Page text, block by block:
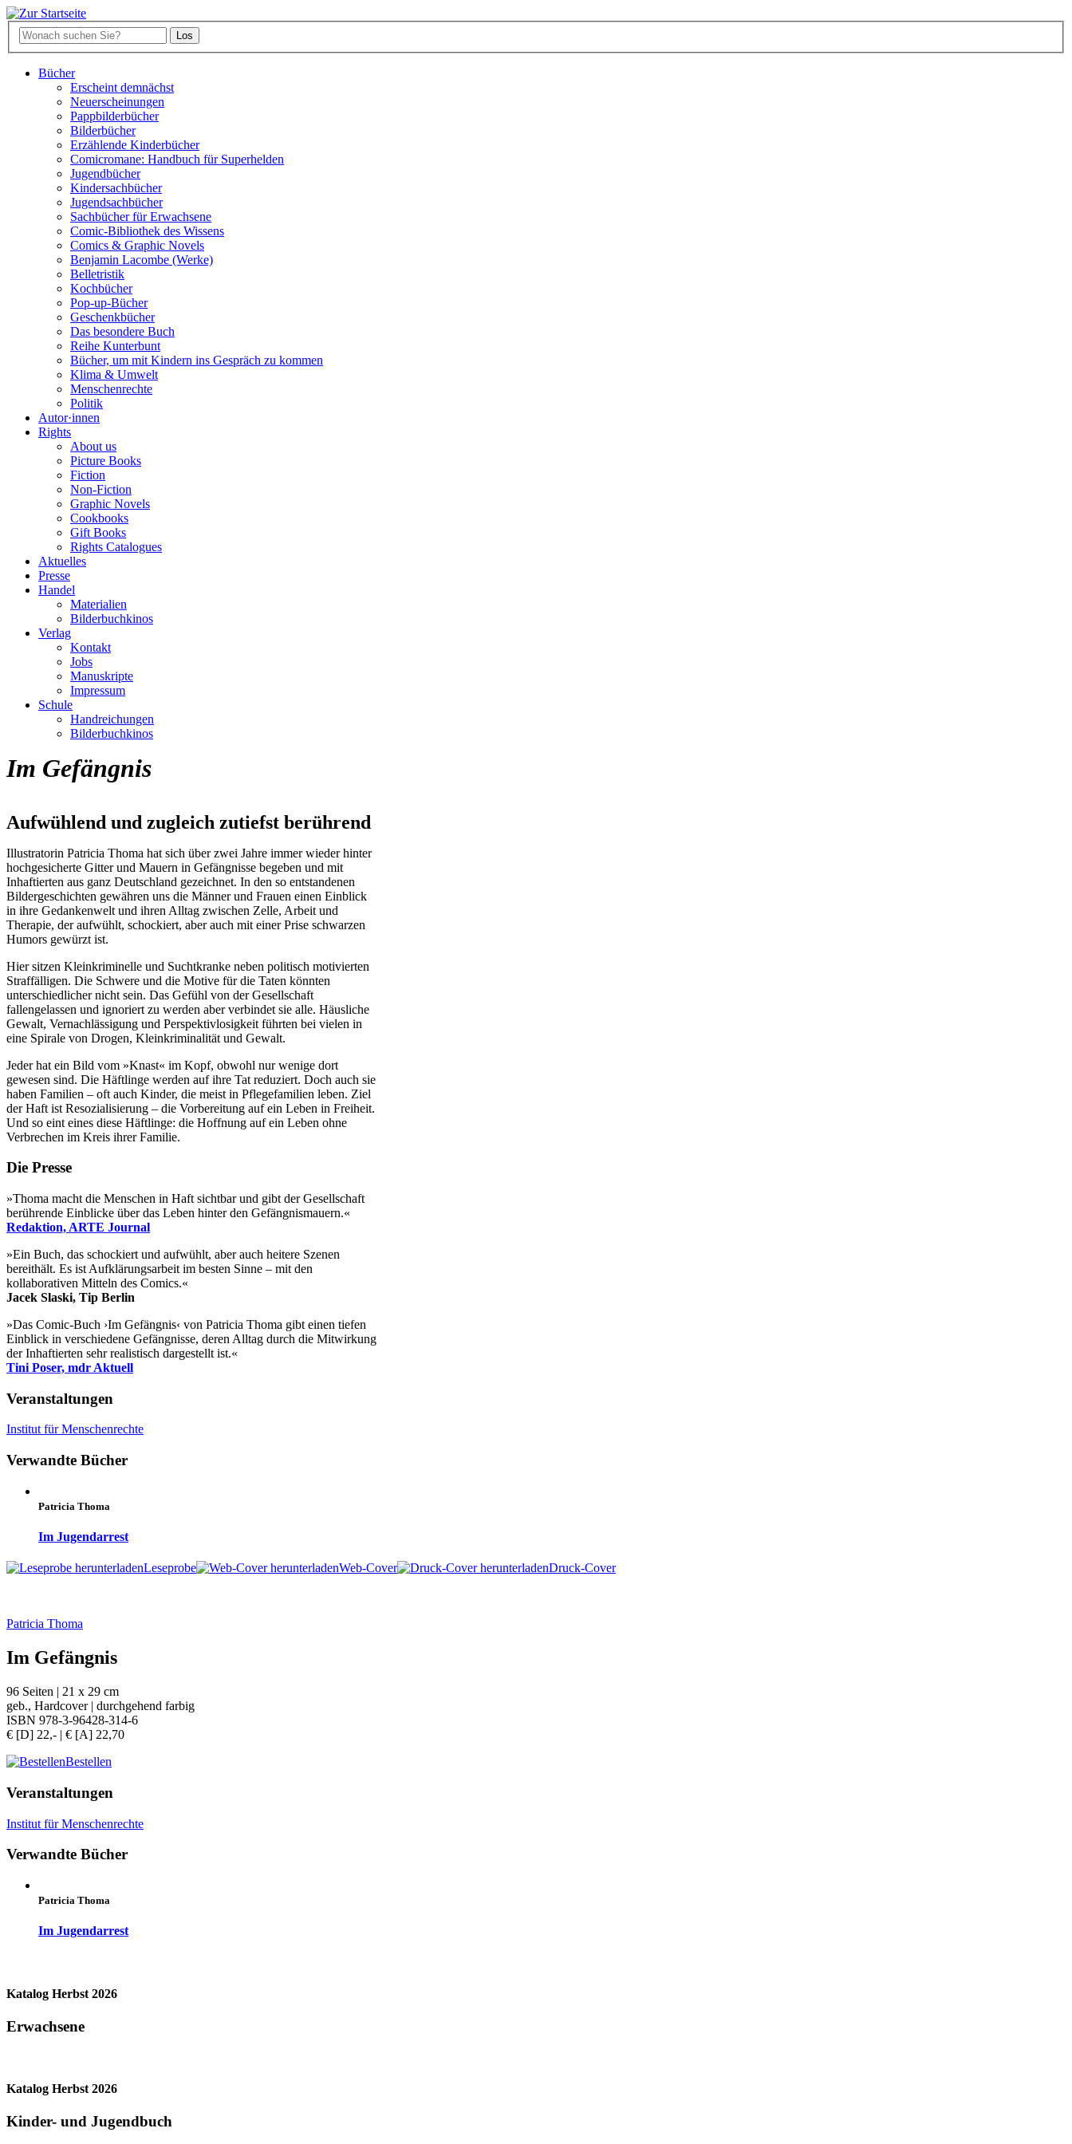
Bücher
Erscheint demnächst
Neuerscheinungen
Pappbilderbücher
Bilderbücher
Erzählende Kinderbücher
Comicromane: Handbuch für Superhelden
Jugendbücher
Kindersachbücher
Jugendsachbücher
Sachbücher für Erwachsene
Comic-Bibliothek des Wissens
Comics & Graphic Novels
Benjamin Lacombe (Werke)
Belletristik
Kochbücher
Pop-up-Bücher
Geschenkbücher
Das besondere Buch
Reihe Kunterbunt
Bücher, um mit Kindern ins Gespräch zu kommen
Klima & Umwelt
Menschenrechte
Politik
Autor·innen
Rights
About us
Picture Books
Fiction
Non-Fiction
Graphic Novels
Cookbooks
Gift Books
Rights Catalogues
Aktuelles
Presse
Handel
Materialien
Bilderbuchkinos
Verlag
Kontakt
Jobs
Manuskripte
Impressum
Schule
Handreichungen
Bilderbuchkinos
Im Gefängnis
Aufwühlend und zugleich zutiefst berührend
Illustratorin Patricia Thoma hat sich über zwei Jahre immer wieder hinter
hochgesicherte Gitter und Mauern in Gefängnisse begeben und mit
Inhaftierten aus ganz Deutschland gezeichnet. In den so entstandenen
Bildergeschichten gewähren uns die Männer und Frauen einen Einblick
in ihre Gedankenwelt und ihren Alltag zwischen Zelle, Arbeit und
Therapie, der aufwühlt, schockiert, aber auch mit einer Prise schwarzen
Humors gewürzt ist.
Hier sitzen Kleinkriminelle und Suchtkranke neben politisch motivierten
Straffälligen. Die Schwere und die Motive für die Taten könnten
unterschiedlicher nicht sein. Das Gefühl von der Gesellschaft
fallengelassen und ignoriert zu werden aber verbindet sie alle. Häusliche
Gewalt, Vernachlässigung und Perspektivlosigkeit führten bei vielen in
eine Spirale von Drogen, Kleinkriminalität und Gewalt.
Jeder hat ein Bild vom »Knast« im Kopf, obwohl nur wenige dort
gewesen sind. Die Häftlinge werden auf ihre Tat reduziert. Doch auch sie
haben Familien – oft auch Kinder, die meist in Pflegefamilien leben. Ziel
der Haft ist Resozialisierung – die Vorbereitung auf ein Leben in Freiheit.
Und so eint eines diese Häftlinge: die Hoffnung auf ein Leben ohne
Verbrechen im Kreis ihrer Familie.
Die Presse
»Thoma macht die Menschen in Haft sichtbar und gibt der Gesellschaft
berührende Einblicke über das Leben hinter den Gefängnismauern.«
Redaktion, ARTE Journal
»Ein Buch, das schockiert und aufwühlt, aber auch heitere Szenen
bereithält. Es ist Aufklärungsarbeit im besten Sinne – mit den
kollaborativen Mitteln des Comics.«
Jacek Slaski, Tip Berlin
»Das Comic-Buch ›Im Gefängnis‹ von Patricia Thoma gibt einen tiefen
Einblick in verschiedene Gefängnisse, deren Alltag durch die Mitwirkung
der Inhaftierten sehr realistisch dargestellt ist.«
Tini Poser, mdr Aktuell
Veranstaltungen
Institut für Menschenrechte
Verwandte Bücher
Patricia Thoma
Im Jugendarrest
Leseprobe Web-Cover Druck-Cover
Patricia Thoma
Im Gefängnis
96 Seiten | 21 x 29 cm
geb., Hardcover | durchgehend farbig
ISBN 978-3-96428-314-6
€ [D] 22,- | € [A] 22,70
Bestellen
Veranstaltungen
Institut für Menschenrechte
Verwandte Bücher
Patricia Thoma
Im Jugendarrest
Katalog Herbst 2026
Erwachsene
Katalog Herbst 2026
Kinder- und Jugendbuch